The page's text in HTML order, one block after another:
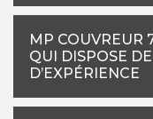
MP COUVREUR
QUI DISPOSE
D’EXPÉRIENCE